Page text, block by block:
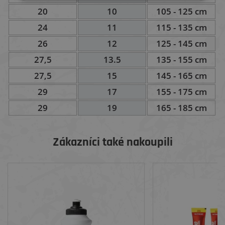
20
10
105 - 125 cm
24
11
115 - 135 cm
26
12
125 - 145 cm
27,5
13.5
135 - 155 cm
27,5
15
145 - 165 cm
29
17
155 - 175 cm
29
19 165 - 185 cm
Zákazníci také nakoupili